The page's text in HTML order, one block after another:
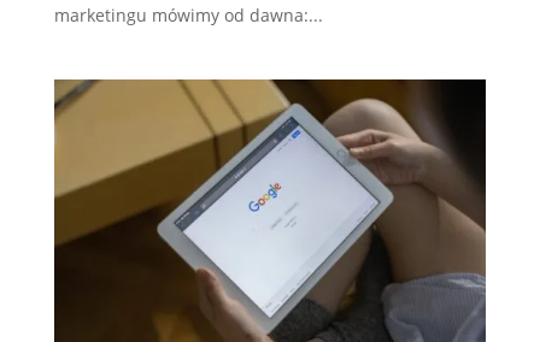
marketingu mówimy od dawna:...